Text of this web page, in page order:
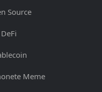
Source
Meme